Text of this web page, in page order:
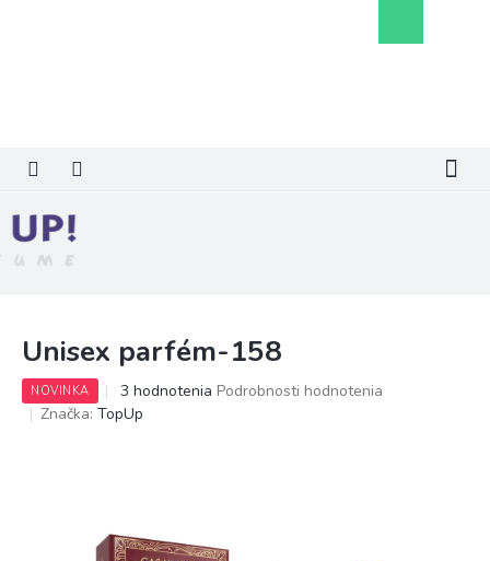
košík
Unisex parfém-158
NOVINKA
Priemerné
hodnotenie
hviezdičiek.
3 hodnotenia Podrobnosti hodnotenia
Značka: TopUp